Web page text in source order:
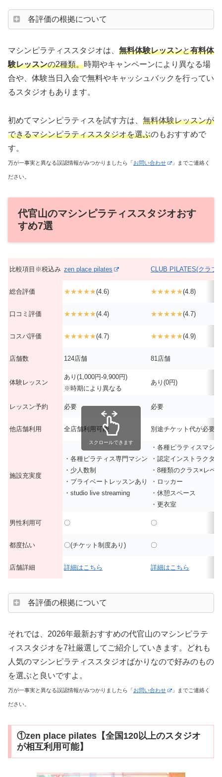
各評価の根拠について
マシンピラティススタジオは、 無料体験レッスンと有料体
験レッスンの2種類。時期やキャンペーンにより異なる場
合や、体験当日入会で無料やキャッシュバックを行ってい
るスタジオもあります。
初めてマシンピラティスを試す方は、 無料体験レッスンが
できるマシンピラティススタジオを選ぶのもおすすめで
す。
万が一事実と異なる誤認情報がみつかりましたら「お問い合わせ 」までご連絡く
ださい。
代官山のマシンピラティススタジオおす
すめ7選
比較項目※税込み zen place pilates CLUB PILATES(クラブ
総合評価 ★★★★★(4.6) ★★★★★(4.8)
口コミ評価 ★★★★★(4.4) ★★★★★(4.7)
コスパ評価 ★★★★★(4.7) ★★★★★(4.9)
店舗数 124店舗 81店舗
体験レッスン
あり(1,000円-9,900円)
※時期により異なる
あり(0円)
レッスン予約 必要 必要
他店舗利用 全店舗利用可能 別途チケット代が必要
施設充実度
・各種ピラティス専門マシン
・少人数制
・プライベートレッスンあり
・studio live streaming
・各種ピラティスマシン
・認定インストラクター
・8種類のクラス×レベ
・ロッカー
・休憩スペース
・更衣室
男性利用可 〇 〇
都度払い 〇(チケット制度あり) 〇
店舗詳細 詳細はこちら 詳細はこちら
スクロールできます
各評価の根拠について
それでは、2026年最新おすすめの代官山のマシンピラテ
ィススタジオを7社厳選してご紹介していきます。どれも
人気のマシンピラティススタジオばかりなので好みのもの
を選ぶと良いですよ。
万が一事実と異なる誤認情報がみつかりましたら「お問い合わせ 」までご連絡く
ださい。
①zen place pilates【全国120以上のスタジオ
が相互利用可能】